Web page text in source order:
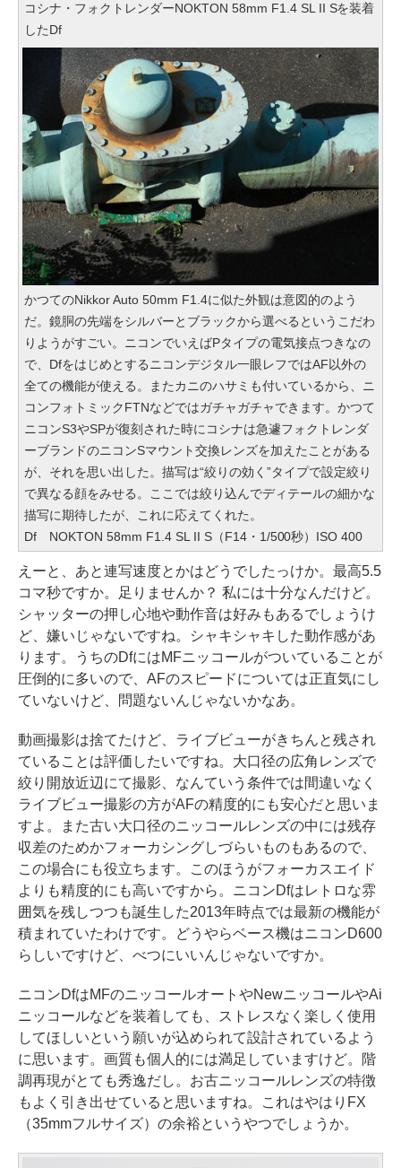
コシナ・フォクトレンダーNOKTON 58mm F1.4 SL II Sを装着
したDf
かつてのNikkor Auto 50mm F1.4に似た外観は意図的のよう
だ。鏡胴の先端をシルバーとブラックから選べるというこだわ
りようがすごい。ニコンでいえばPタイプの電気接点つきなの
で、Dfをはじめとするニコンデジタル一眼レフではAF以外の
全ての機能が使える。またカニのハサミも付いているから、ニ
コンフォトミックFTNなどではガチャガチャできます。かつて
ニコンS3やSPが復刻された時にコシナは急遽フォクトレンダ
ーブランドのニコンSマウント交換レンズを加えたことがある
が、それを思い出した。描写は“絞りの効く”タイプで設定絞り
で異なる顔をみせる。ここでは絞り込んでディテールの細かな
描写に期待したが、これに応えてくれた。
Df NOKTON 58mm F1.4 SL II S（F14・1/500秒）ISO 400
えーと、あと連写速度とかはどうでしたっけか。最高5.5
コマ秒ですか。足りませんか？ 私には十分なんだけど。
シャッターの押し心地や動作音は好みもあるでしょうけ
ど、嫌いじゃないですね。シャキシャキした動作感があ
ります。うちのDfにはMFニッコールがついていることが
圧倒的に多いので、AFのスピードについては正直気にし
ていないけど、問題ないんじゃないかなあ。
動画撮影は捨てたけど、ライブビューがきちんと残され
ていることは評価したいですね。大口径の広角レンズで
絞り開放近辺にて撮影、なんていう条件では間違いなく
ライブビュー撮影の方がAFの精度的にも安心だと思いま
すよ。また古い大口径のニッコールレンズの中には残存
収差のためかフォーカシングしづらいものもあるので、
この場合にも役立ちます。このほうがフォーカスエイド
よりも精度的にも高いですから。ニコンDfはレトロな雰
囲気を残しつつも誕生した2013年時点では最新の機能が
積まれていたわけです。どうやらベース機はニコンD600
らしいですけど、べつにいいんじゃないですか。
ニコンDfはMFのニッコールオートやNewニッコールやAi
ニッコールなどを装着しても、ストレスなく楽しく使用
してほしいという願いが込められて設計されているよう
に思います。画質も個人的には満足していますけど。階
調再現がとても秀逸だし。お古ニッコールレンズの特徴
もよく引き出せていると思いますね。これはやはりFX
（35mmフルサイズ）の余裕というやつでしょうか。